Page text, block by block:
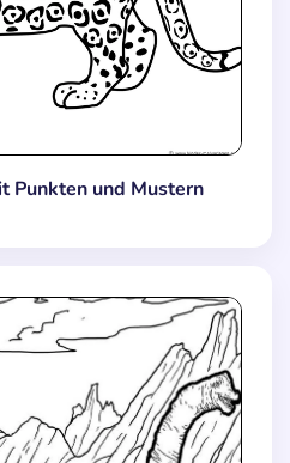
Punkten und Mustern